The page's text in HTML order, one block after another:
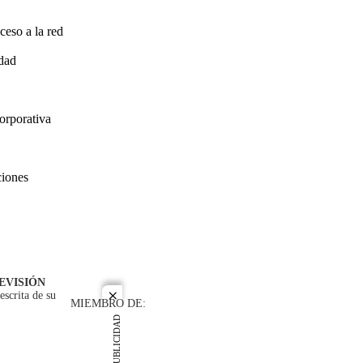
close
PUBLICIDAD
a la red
de su
MIEMBRO DE: